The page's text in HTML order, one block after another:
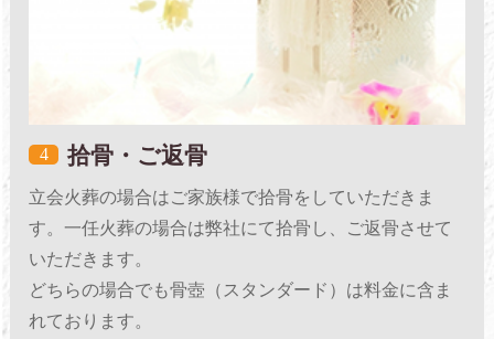
4 拾骨・ご返骨
立会火葬の場合はご家族様で拾骨をしていただきま
す。一任火葬の場合は弊社にて拾骨し、ご返骨させて
いただきます。
どちらの場合でも骨壺（スタンダード）は料金に含ま
れております。